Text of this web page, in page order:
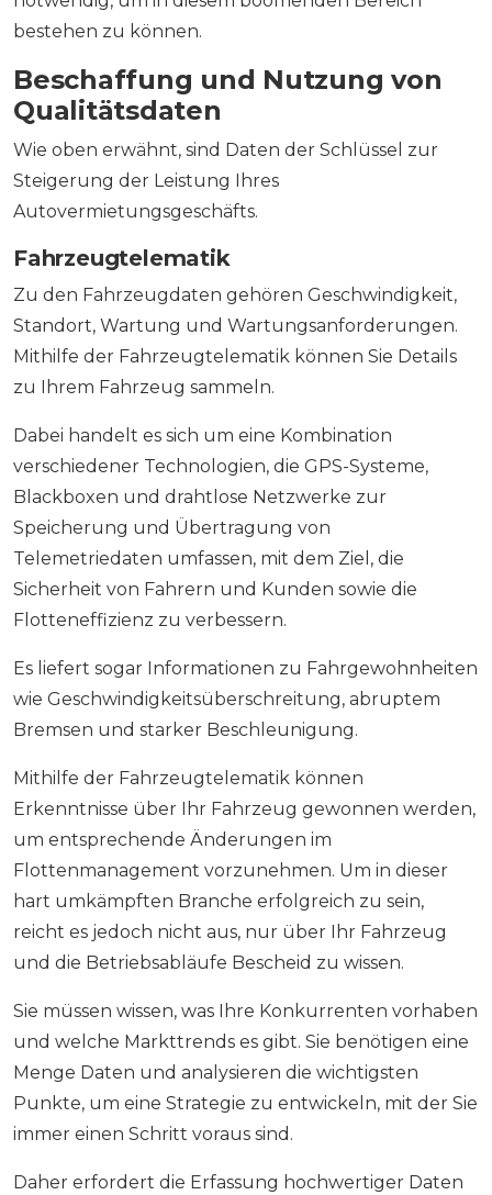
bestehen zu können.
Beschaffung und Nutzung von
Qualitätsdaten
Wie oben erwähnt, sind Daten der Schlüssel zur
Steigerung der Leistung Ihres
Autovermietungsgeschäfts.
Fahrzeugtelematik
Zu den Fahrzeugdaten gehören Geschwindigkeit,
Standort, Wartung und Wartungsanforderungen.
Mithilfe der Fahrzeugtelematik können Sie Details
zu Ihrem Fahrzeug sammeln.
Dabei handelt es sich um eine Kombination
verschiedener Technologien, die GPS-Systeme,
Blackboxen und drahtlose Netzwerke zur
Speicherung und Übertragung von
Telemetriedaten umfassen, mit dem Ziel, die
Sicherheit von Fahrern und Kunden sowie die
Flotteneffizienz zu verbessern.
Es liefert sogar Informationen zu Fahrgewohnheiten
wie Geschwindigkeitsüberschreitung, abruptem
Bremsen und starker Beschleunigung.
Mithilfe der Fahrzeugtelematik können
Erkenntnisse über Ihr Fahrzeug gewonnen werden,
um entsprechende Änderungen im
Flottenmanagement vorzunehmen. Um in dieser
hart umkämpften Branche erfolgreich zu sein,
reicht es jedoch nicht aus, nur über Ihr Fahrzeug
und die Betriebsabläufe Bescheid zu wissen.
Sie müssen wissen, was Ihre Konkurrenten vorhaben
und welche Markttrends es gibt. Sie benötigen eine
Menge Daten und analysieren die wichtigsten
Punkte, um eine Strategie zu entwickeln, mit der Sie
immer einen Schritt voraus sind.
Daher erfordert die Erfassung hochwertiger Daten